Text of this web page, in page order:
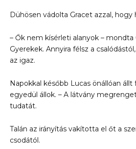
Dühösen vádolta Gracet azzal,
– Ők nem kísérleti alanyok – mondta
Gyerekek. Annyira félsz a
az igaz.
Napokkal később Lucas önállóan állt
egyedül állok. – A látvány
tudatát.
Talán az irányítás vakította el őt a
csodától.